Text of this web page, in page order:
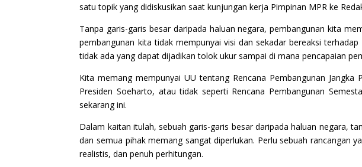
satu topik yang didiskusikan saat kunjungan kerja Pimpinan MPR ke
Tanpa garis-garis besar daripada haluan negara, pembangunan kita
pembangunan kita tidak mempunyai visi dan sekadar bereaksi
tidak ada yang dapat dijadikan tolok ukur sampai di mana pencapaian
Kita memang mempunyai UU tentang Rencana Pembangunan
Presiden Soeharto, atau tidak seperti Rencana Pembangunan
sekarang ini.
Dalam kaitan itulah, sebuah garis-garis besar daripada haluan negara,
dan semua pihak memang sangat diperlukan. Perlu sebuah rancangan
realistis, dan penuh perhitungan.